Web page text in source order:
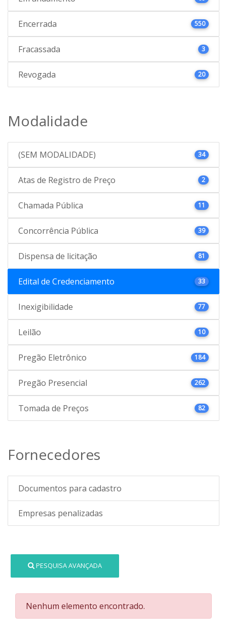
Encerrada 550
Fracassada 3
Revogada 20
Modalidade
(SEM MODALIDADE) 34
Atas de Registro de Preço 2
Chamada Pública 11
Concorrência Pública 39
Dispensa de licitação 81
Edital de Credenciamento 33
Inexigibilidade 77
Leilão 10
Pregão Eletrônico 184
Pregão Presencial 262
Tomada de Preços 82
Fornecedores
Documentos para cadastro
Empresas penalizadas
PESQUISA AVANÇADA
Nenhum elemento encontrado.